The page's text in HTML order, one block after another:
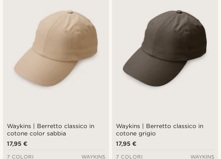
Waykins | Berretto classico in
cotone color sabbia
17,95 €
7 COLORI WAYKINS
Waykins | Berretto classico in
cotone grigio
17,95 €
7 COLORI WAYKINS